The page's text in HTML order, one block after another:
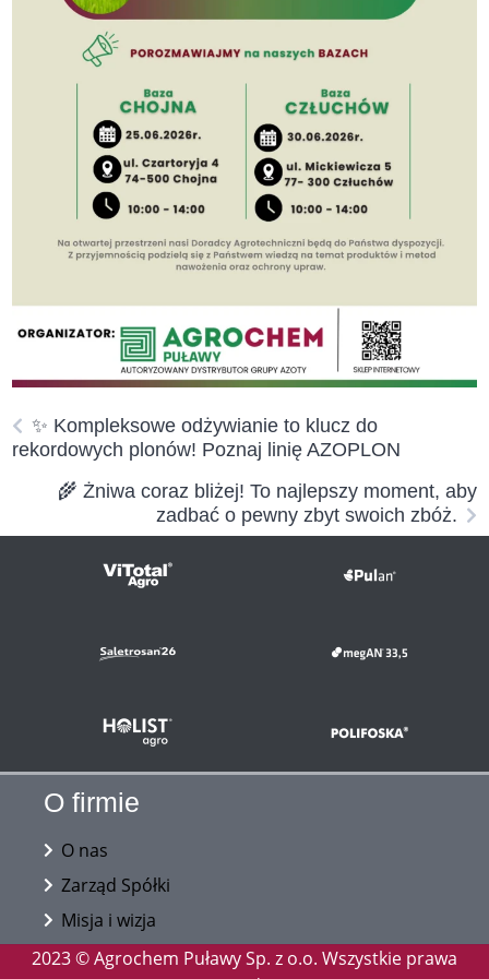
✨ Kompleksowe odżywianie to klucz do
rekordowych plonów! Poznaj linię AZOPLON
🌾 Żniwa coraz bliżej! To najlepszy moment, aby
zadbać o pewny zbyt swoich zbóż.
O firmie
O nas
Zarząd Spółki
Misja i wizja
2023 © Agrochem Puławy Sp. z o.o. Wszystkie prawa